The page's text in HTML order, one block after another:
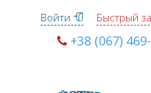
Войти Быстрый
+38 (067)